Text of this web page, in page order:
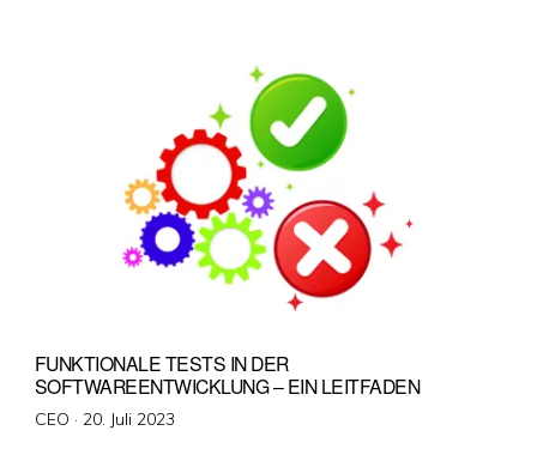
FUNKTIONALE TESTS IN DER
SOFTWAREENTWICKLUNG – EIN LEITFADEN
CEO · Veröffentlicht
20. Juli 2023